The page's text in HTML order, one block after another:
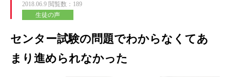
2018.06.9 閲覧数：189
生徒の声
センター試験の問題でわからなくてあ
まり進められなかった